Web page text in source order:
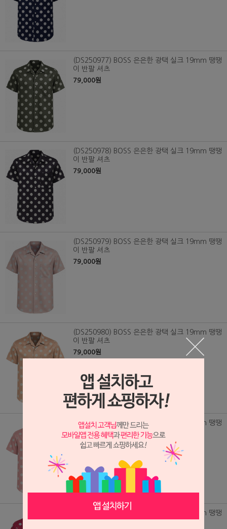
(DS250977) BOSS 은은한 광택 실크 19mm 땡땡
이 반팔 셔츠
79,000원
(DS250978) BOSS 은은한 광택 실크 19mm 땡땡
이 반팔 셔츠
79,000원
(DS250979) BOSS 은은한 광택 실크 19mm 땡땡
이 반팔 셔츠
79,000원
(DS250980) BOSS 은은한 광택 실크 19mm 땡땡
이 반팔 셔츠
79,000원
(DS250981) BOSS 은은한 광택 실크 19mm 땡땡
이 반팔 셔츠
79,000원
(DS250982) BOSS 은은한 광택 실크 19mm 땡땡
이 반팔 셔츠